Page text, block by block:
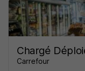
Chargé
Carrefour